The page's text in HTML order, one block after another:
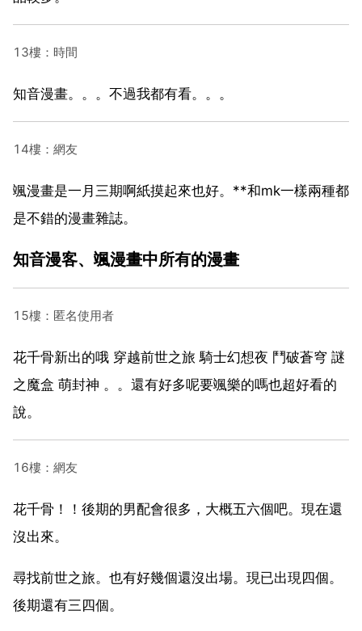
13樓：時間
知音漫畫。。。不過我都有看。。。
14樓：網友
颯漫畫是一月三期啊紙摸起來也好。**和mk一樣兩種都
是不錯的漫畫雜誌。
知音漫客、颯漫畫中所有的漫畫
15樓：匿名使用者
花千骨新出的哦 穿越前世之旅 騎士幻想夜 鬥破蒼穹 謎
之魔盒 萌封神 。。還有好多呢要颯樂的嗎也超好看的
說。
16樓：網友
花千骨！！後期的男配會很多，大概五六個吧。現在還
沒出來。
尋找前世之旅。也有好幾個還沒出場。現已出現四個。
後期還有三四個。